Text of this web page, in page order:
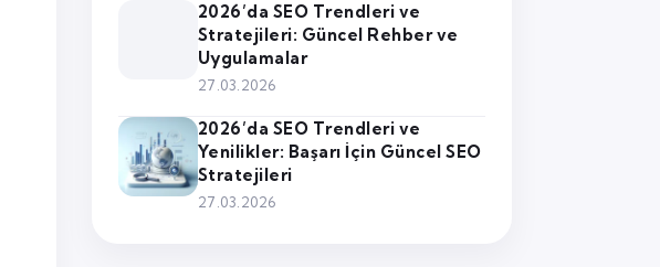
2026’da SEO Trendleri ve
Stratejileri: Güncel Rehber ve
Uygulamalar
27.03.2026
2026’da SEO Trendleri ve
Yenilikler: Başarı İçin Güncel SEO
Stratejileri
27.03.2026